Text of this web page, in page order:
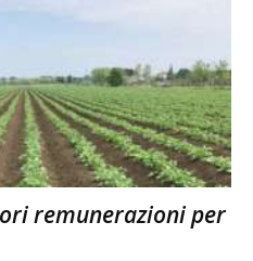
remunerazioni per